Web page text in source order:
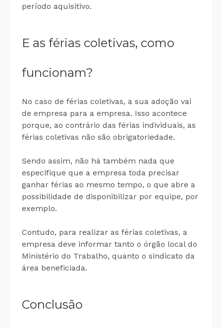
período aquisitivo.
E as férias coletivas, como
funcionam?
No caso de férias coletivas, a sua adoção vai
de empresa para a empresa. Isso acontece
porque, ao contrário das férias individuais, as
férias coletivas não são obrigatoriedade.
Sendo assim, não há também nada que
especifique que a empresa toda precisar
ganhar férias ao mesmo tempo, o que abre a
possibilidade de disponibilizar por equipe, por
exemplo.
Contudo, para realizar as férias coletivas, a
empresa deve informar tanto o órgão local do
Ministério do Trabalho, quanto o sindicato da
área beneficiada.
Conclusão